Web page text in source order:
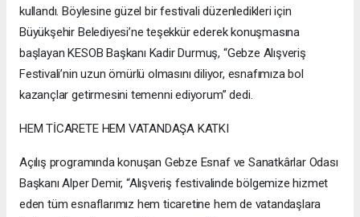
kullandı. Böylesine güzel bir festivali düzenledikleri için
Büyükşehir Belediyesi’ne teşekkür ederek konuşmasına
başlayan KESOB Başkanı Kadir Durmuş, “Gebze Alışveriş
Festivali’nin uzun ömürlü olmasını diliyor, esnafımıza bol
kazançlar getirmesini temenni ediyorum” dedi.
HEM TİCARETE HEM VATANDAŞA KATKI
Açılış programında konuşan Gebze Esnaf ve Sanatkârlar Odası
Başkanı Alper Demir, “Alışveriş festivalinde bölgemize hizmet
eden tüm esnaflarımız hem ticaretine hem de vatandaşlara